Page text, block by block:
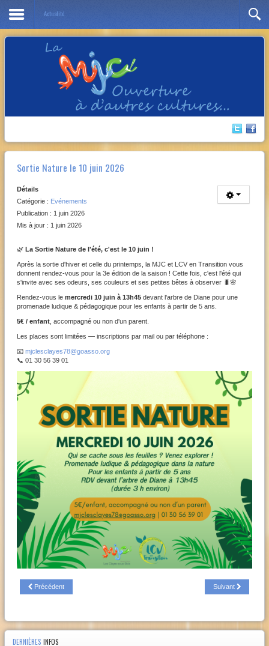
Actualité
Sortie Nature le 10 juin 2026
Détails
Catégorie : Evénements
Publication : 1 juin 2026
Mis à jour : 1 juin 2026
🌿 La Sortie Nature de l'été, c'est le 10 juin !
Après la sortie d'hiver et celle du printemps, la MJC et LCV en Transition vous
donnent rendez-vous pour la 3e édition de la saison ! Cette fois, c'est l'été qui
s'invite avec ses odeurs, ses couleurs et ses petites bêtes à observer 🐛🌸
Rendez-vous le mercredi 10 juin à 13h45 devant l'arbre de Diane pour une
promenade ludique & pédagogique pour les enfants à partir de 5 ans.
5€ / enfant , accompagné ou non d'un parent.
Les places sont limitées — inscriptions par mail ou par téléphone :
📧 mjclesclayes78@goasso.org
📞 01 30 56 39 01
Précédent Suivant
DERNIÈRES INFOS